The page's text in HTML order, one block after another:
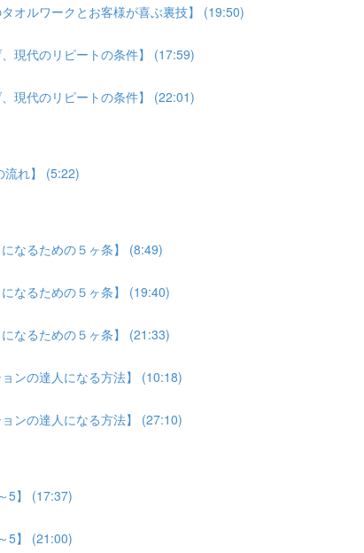
オルワークとお客様が喜ぶ裏技】 (19:50)
現代のリピートの条件】 (17:59)
現代のリピートの条件】 (22:01)
流れ】 (5:22)
なるための５ヶ条】 (8:49)
なるための５ヶ条】 (19:40)
なるための５ヶ条】 (21:33)
ンの達人になる方法】 (10:18)
ンの達人になる方法】 (27:10)
5】 (17:37)
5】 (21:00)